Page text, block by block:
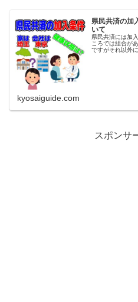
県民共済の加
いて
県民共済には加
ころでは組合が
ですがそれ以外
kyosaiguide.com
スポンサ